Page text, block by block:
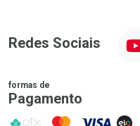
Redes Sociais
formas de
Pagamento
PIX MasterCard
VISA ELO